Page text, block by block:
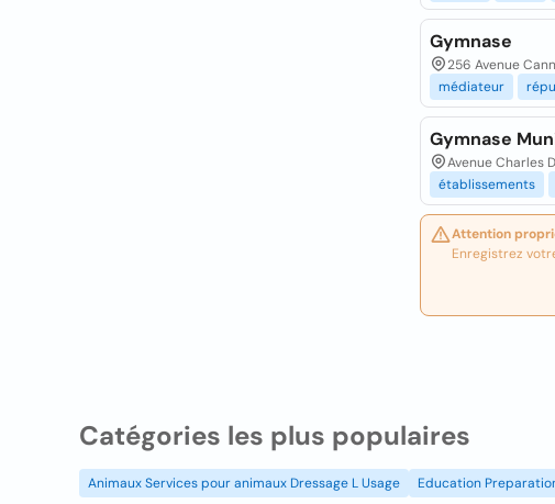
Gymnase
256 Avenue
médiateur
Gymnase
Avenue Charles
établissements
Attention
Enregistrez
Catégories les plus populaires
Animaux Services pour animaux Dressage L Usage Education